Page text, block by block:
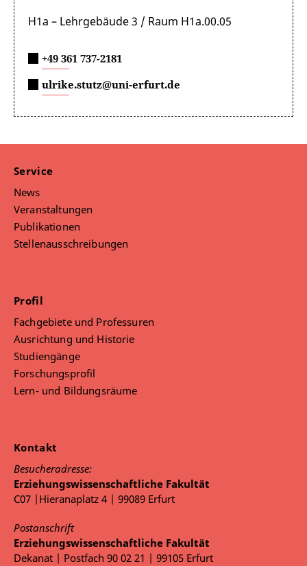
H1a – Lehrgebäude 3 / Raum H1a.00.05
+49 361 737-2181
ulrike.stutz@uni-erfurt.de
Service
News
Veranstaltungen
Publikationen
Stellenausschreibungen
Profil
Fachgebiete und Professuren
Ausrichtung und Historie
Studiengänge
Forschungsprofil
Lern- und Bildungsräume
Kontakt
Besucheradresse:
Erziehungswissenschaftliche Fakultät
C07 |Hieranaplatz 4 | 99089 Erfurt
Postanschrift
Erziehungswissenschaftliche Fakultät
Dekanat | Postfach 90 02 21 | 99105 Erfurt